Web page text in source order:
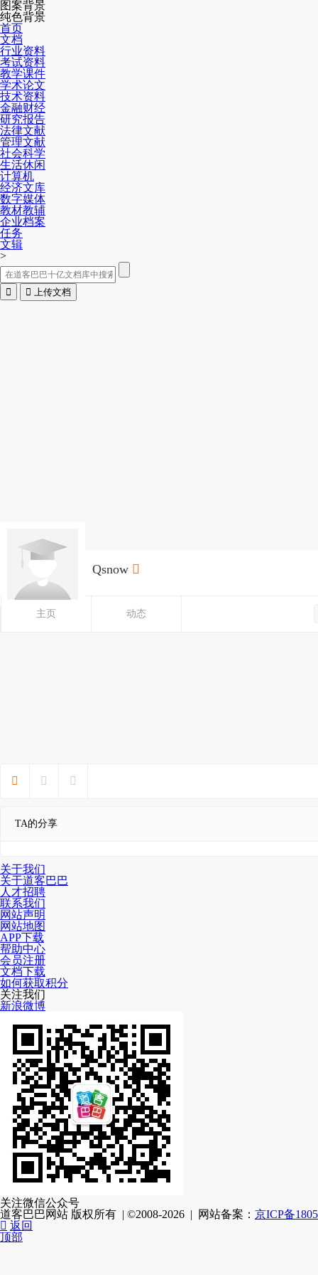
图案背景
纯色背景
首页
文档
行业资料
考试资料
教学课件
学术论文
技术资料
金融财经
研究报告
法律文献
管理文献
社会科学
生活休闲
计算机
经济文库
数字媒体
教材教辅
企业档案
任务
文辑
>
  上传文档
Qsnow 
主页 动态
  
TA的分享
关于我们
关于道客巴巴
人才招聘
联系我们
网站声明
网站地图
APP下载
帮助中心
会员注册
文档下载
如何获取积分
关注我们
新浪微博
关注微信公众号
道客巴巴网站 版权所有 | ©2008-2026 | 网站备案： 京ICP备
 返回
顶部